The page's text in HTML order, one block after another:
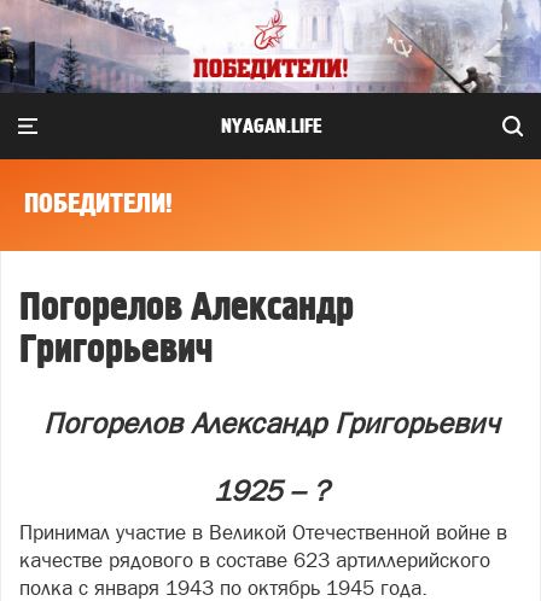
NYAGAN.LIFE
ПОБЕДИТЕЛИ!
Погорелов Александр
Григорьевич
Погорелов Александр Григорьевич
1925 – ?
Принимал участие в Великой Отечественной войне в
качестве рядового в составе 623 артиллерийского
полка с января 1943 по октябрь 1945 года.